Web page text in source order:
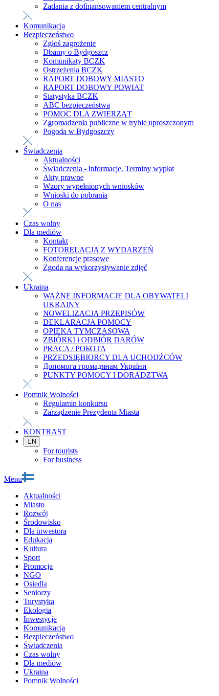
Zadania z dofinansowaniem centralnym
Komunikacja
Bezpieczeństwo
Zgłoś zagrożenie
Dbamy o Bydgoszcz
Komunikaty BCZK
Ostrzeżenia BCZK
RAPORT DOBOWY MIASTO
RAPORT DOBOWY POWIAT
Statystyka BCZK
ABC bezpieczeństwa
POMOC DLA ZWIERZĄT
Zgromadzenia publiczne w trybie uproszczonym
Pogoda w Bydgoszczy
Świadczenia
Aktualności
Świadczenia - informacje. Terminy wypłat
Akty prawne
Wzory wypełnionych wniosków
Wnioski do pobrania
O nas
Czas wolny
Dla mediów
Kontakt
FOTORELACJA Z WYDARZEŃ
Konferencje prasowe
Zgoda na wykorzystywanie zdjęć
Ukraina
WAŻNE INFORMACJE DLA OBYWATELI
UKRAINY
NOWELIZACJA PRZEPISÓW
DEKLARACJA POMOCY
OPIEKA TYMCZASOWA
ZBIÓRKI i ODBIÓR DARÓW
PRACA / РОБОТА
PRZEDSIĘBIORCY DLA UCHODŹCÓW
Допомога громадянам України
PUNKTY POMOCY I DORADZTWA
Pomnik Wolności
Regulamin konkursu
Zarządzenie Prezydenta Miasta
KONTRAST
EN
For tourists
For business
Menu
Aktualności
Miasto
Rozwój
Środowisko
Dla inwestora
Edukacja
Kultura
Sport
Promocja
NGO
Osiedla
Seniorzy
Turystyka
Ekologia
Inwestycje
Komunikacja
Bezpieczeństwo
Świadczenia
Czas wolny
Dla mediów
Ukraina
Pomnik Wolności